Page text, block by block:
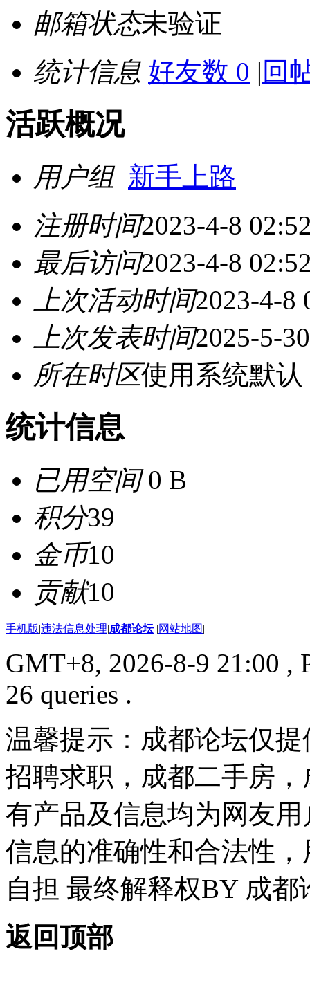
邮箱状态未验证
统计信息 好友数 0 | 回
活跃概况
用户组 新手上路
注册时间2023-4-8
最后访问2023-4-8
上次活动时间2023-4-8
上次发表时间2025-5-
所在时区使用系统默认
统计信息
已用空间0 B
积分39
金币10
贡献10
手机版|违法信息处理|成都论坛 |网站地图|
GMT+8, 2026-8-9 21:00 ,
26 queries .
温馨提示：成都论坛仅
招聘求职，成都二手房
有产品及信息均为网友
信息的准确性和合法性
自担 最终解释权BY 成都
返回顶部